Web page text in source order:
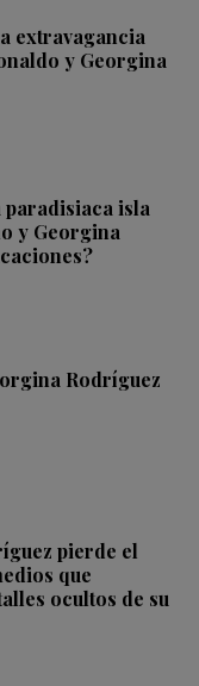
extravagancia
y Georgina
paradisiaca isla
y Georgina
Rodríguez
pierde el
que
ocultos de su